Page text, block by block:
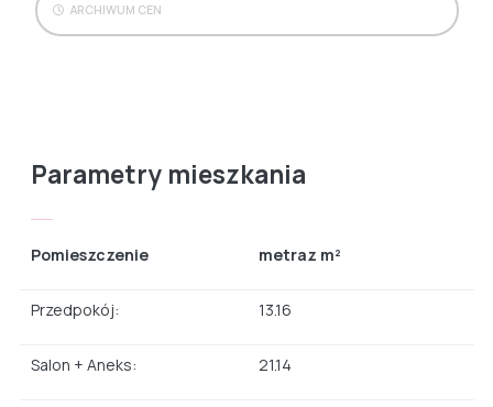
ARCHIWUM CEN
Parametry mieszkania
Pomieszczenie metraz m²
Przedpokój: 13.16
Salon + Aneks: 21.14